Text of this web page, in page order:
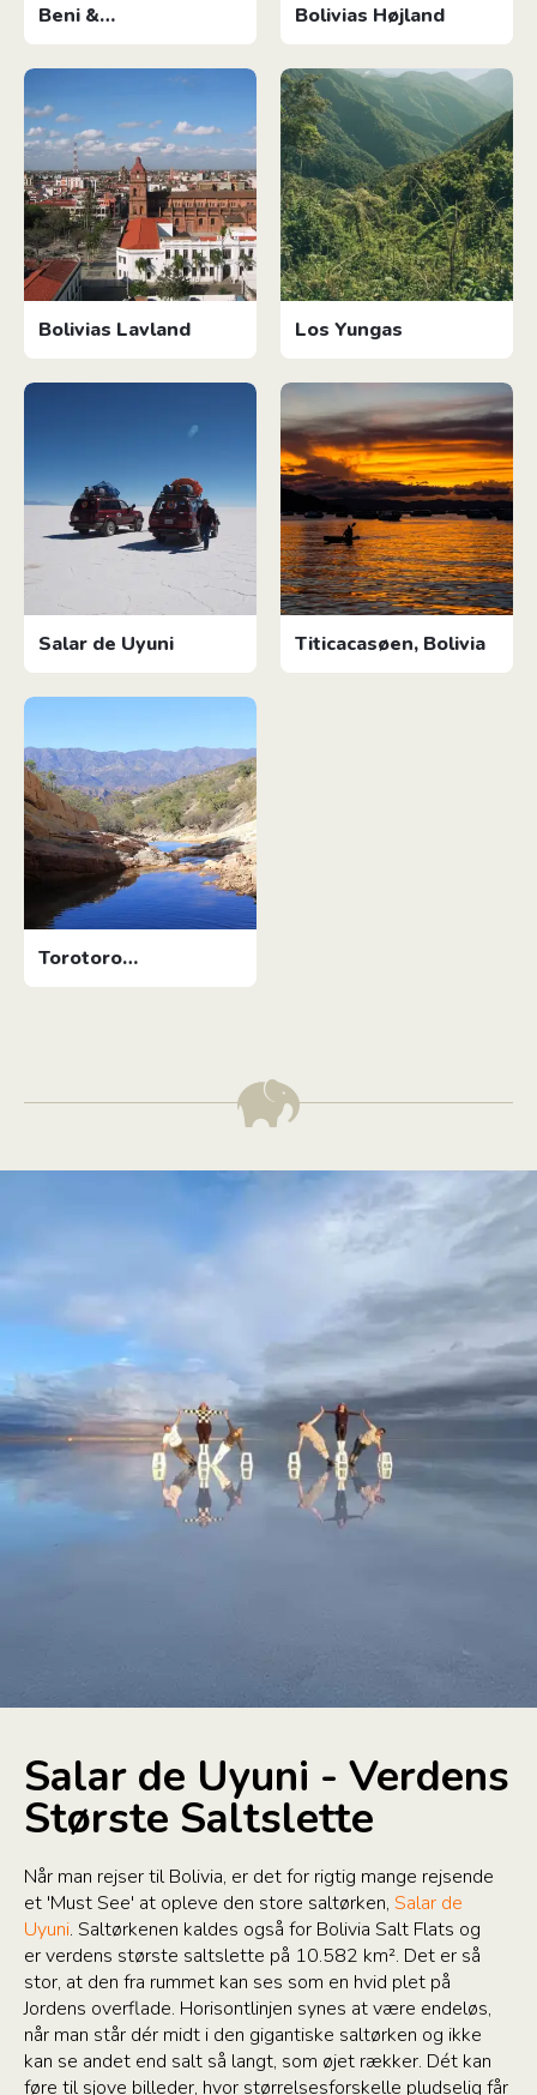
Beni &
Amazonjunglen
Bolivias Højland
Bolivias Lavland Los Yungas
Salar de Uyuni Titicacasøen, Bolivia
Torotoro
Nationalpark
Salar de Uyuni - Verdens
Største Saltslette
Når man rejser til Bolivia, er det for rigtig mange rejsende
et 'Must See' at opleve den store saltørken, Salar de
Uyuni. Saltørkenen kaldes også for Bolivia Salt Flats og
er verdens største saltslette på 10.582 km². Det er så
stor, at den fra rummet kan ses som en hvid plet på
Jordens overflade. Horisontlinjen synes at være endeløs,
når man står dér midt i den gigantiske saltørken og ikke
kan se andet end salt så langt, som øjet rækker. Dét kan
føre til sjove billeder, hvor størrelsesforskelle pludselig får